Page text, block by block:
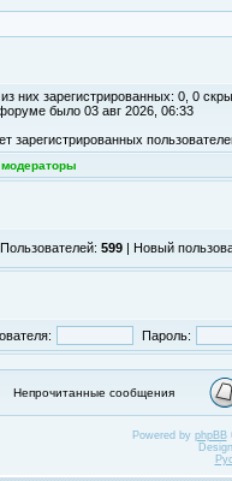
, из них зарегистрированных: 0, 0
было 03 авг 2026, 06:33
зарегистрированных
599 | Новый
Пароль:
Непрочитанные сообщения
Powered by phpBB